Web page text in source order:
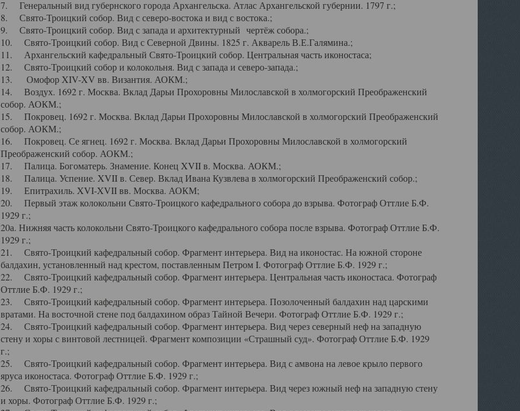
7. Генеральный вид губернского города Архангельска. Атлас Архангельской губернии. 1797 г.;
8. Свято-Троицкий собор. Вид с северо-востока и вид с востока.;
9. Свято-Троицкий собор. Вид с запада и архитектурный чертёж собора.;
10. Свято-Троицкий собор. Вид с Северной Двины. 1825 г. Акварель В.Е.Галямина.;
11. Архангельский кафедральный Свято-Троицкий собор. Центральная часть иконостаса;
12. Свято-Троицкий собор и колокольня. Вид с запада и северо-запада.;
13. Омофор XIV-XV вв. Византия. АОКМ.;
14. Воздух. 1692 г. Москва. Вклад Дарьи Прохоровны Милославской в холмогорский Преображенский
собор. АОКМ.;
15. Покровец. 1692 г. Москва. Вклад Дарьи Прохоровны Милославской в холмогорский Преображенский
собор. АОКМ.;
16. Покровец. Се ягнец. 1692 г. Москва. Вклад Дарьи Прохоровны Милославской в холмогорский
Преображенский собор. АОКМ.;
17. Палица. Богоматерь. Знамение. Конец XVII в. Москва. АОКМ.;
18. Палица. Успение. XVII в. Север. Вклад Ивана Кузвлева в холмогорский Преображенский собор.;
19. Епитрахиль. XVI-XVII вв. Москва. АОКМ;
20. Первый этаж колокольни Свято-Троицкого кафедрального собора до взрыва. Фотограф Оттлие Б.Ф.
1929 г.;
20а. Нижняя часть колокольни Свято-Троицкого кафедрального собора после взрыва. Фотограф Оттлие Б.Ф.
1929 г.;
21. Свято-Троицкий кафедральный собор. Фрагмент интерьера. Вид на иконостас. На южной стороне
балдахин, установленный над крестом, поставленным Петром I. Фотограф Оттлие Б.Ф. 1929 г.;
22. Свято-Троицкий кафедральный собор. Фрагмент интерьера. Центральная часть иконостаса. Фотограф
Оттлие Б.Ф. 1929 г.;
23. Свято-Троицкий кафедральный собор. Фрагмент интерьера. Позолоченный балдахин над царскими
вратами. На восточной стене под балдахином образ Тайной Вечери. Фотограф Оттлие Б.Ф. 1929 г.;
24. Свято-Троицкий кафедральный собор. Фрагмент интерьера. Вид через северный неф на западную
стену и хоры с винтовой лестницей. Фрагмент композиции «Страшный суд». Фотограф Оттлие Б.Ф. 1929
г.;
25. Свято-Троицкий кафедральный собор. Фрагмент интерьера. Вид с амвона на левое крыло первого
яруса иконостаса. Фотограф Оттлие Б.Ф. 1929 г.;
26. Свято-Троицкий кафедральный собор. Фрагмент интерьера. Вид через южный неф на западную стену
и хоры. Фотограф Оттлие Б.Ф. 1929 г.;